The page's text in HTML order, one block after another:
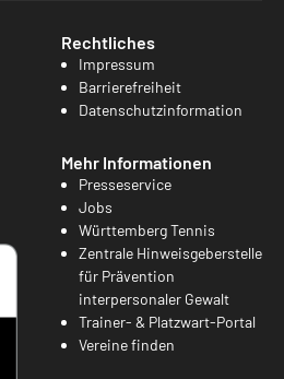
Rechtliches
Impressum
Barrierefreiheit
Datenschutzinformation
Mehr Informationen
Presseservice
Jobs
Württemberg Tennis
Zentrale Hinweisgeberstelle
für Prävention
interpersonaler Gewalt
Trainer- & Platzwart-Portal
Vereine finden